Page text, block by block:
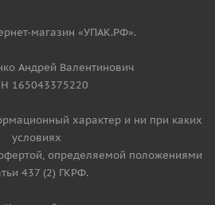
магазин «УПАК.РФ».
Андрей Валентинович
165043375220
характер и ни при каких
условиях
определяемой положениями
437 (2) ГКРФ.